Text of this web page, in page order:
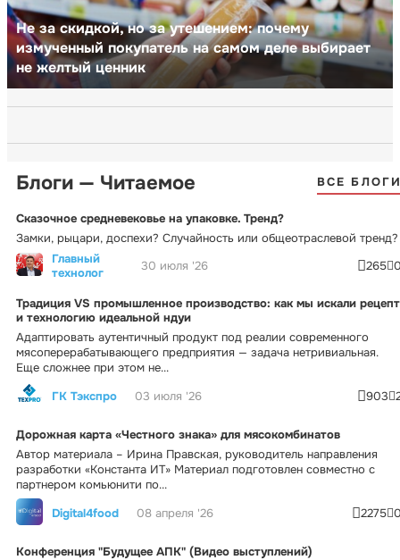
Не за скидкой, но за утешением: почему
измученный покупатель на самом деле выбирает
не желтый ценник
Блоги — Читаемое ВСЕ
Сказочное средневековье на упаковке. Тренд?
Замки, рыцари, доспехи? Случайность или общеотраслевой тренд?
Главный
технолог
30 июля '26 265
Традиция VS промышленное производство: как мы искали рецепт
и технологию идеальной ндуи
Адаптировать аутентичный продукт под реалии современного
мясоперерабатывающего предприятия — задача нетривиальная.
Еще сложнее при этом не...
ГК Тэкспро
03 июля '26 903
Дорожная карта «Честного знака» для мясокомбинатов
Автор материала – Ирина Правская, руководитель направления
разработки «Константа ИТ» Материал подготовлен совместно с
партнером комьюнити по...
Digital4food
08 апреля '26 2275
Конференция "Будущее АПК" (Видео выступлений)